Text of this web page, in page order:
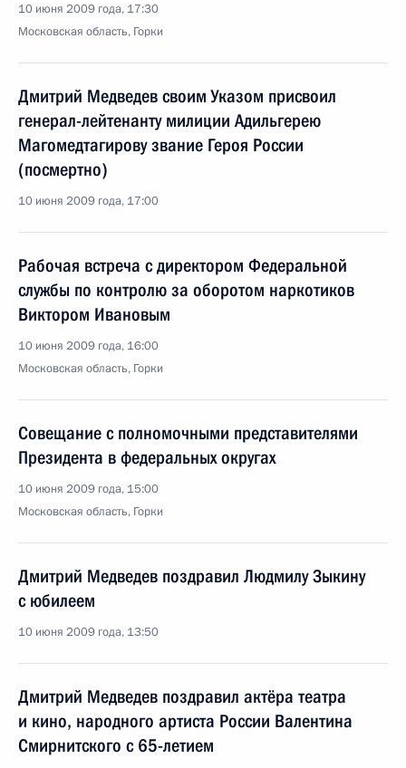
10 июня 2009 года, 17:30
Московская область, Горки
Дмитрий Медведев своим Указом присвоил
генерал-лейтенанту милиции Адильгерею
Магомедтагирову звание Героя России
(посмертно)
10 июня 2009 года, 17:00
Рабочая встреча с директором Федеральной
службы по контролю за оборотом наркотиков
Виктором Ивановым
10 июня 2009 года, 16:00
Московская область, Горки
Совещание с полномочными представителями
Президента в федеральных округах
10 июня 2009 года, 15:00
Московская область, Горки
Дмитрий Медведев поздравил Людмилу Зыкину
с юбилеем
10 июня 2009 года, 13:50
Дмитрий Медведев поздравил актёра театра
и кино, народного артиста России Валентина
Смирнитского с 65-летием